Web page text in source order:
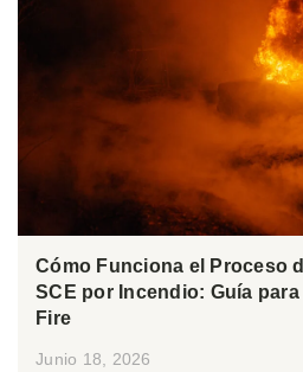
Cómo Funciona el Proceso
SCE por Incendio: Guía
Fire
Junio 18, 2026